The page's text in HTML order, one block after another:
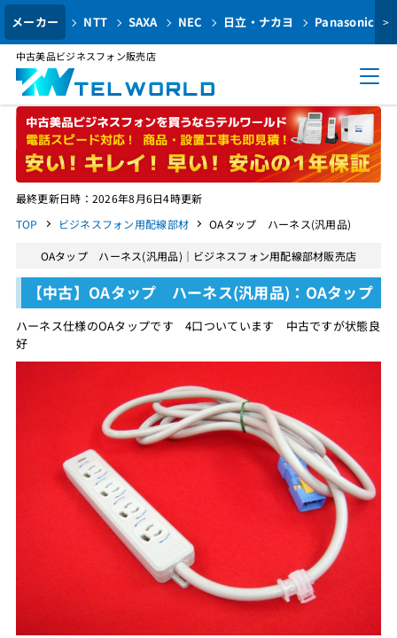
メーカー NTT SAXA NEC 日立・ナカヨ Panasonic >
中古美品ビジネスフォン販売店
最終更新日時：2026年8月6日4時更新
TOP
ビジネスフォン用配線部材 OAタップ ハーネス(汎用品)
OAタップ ハーネス(汎用品)｜ビジネスフォン用配線部材販売店
【中古】OAタップ ハーネス(汎用品)：OAタップ
ハーネス仕様のOAタップです 4口ついています 中古ですが状態良
好